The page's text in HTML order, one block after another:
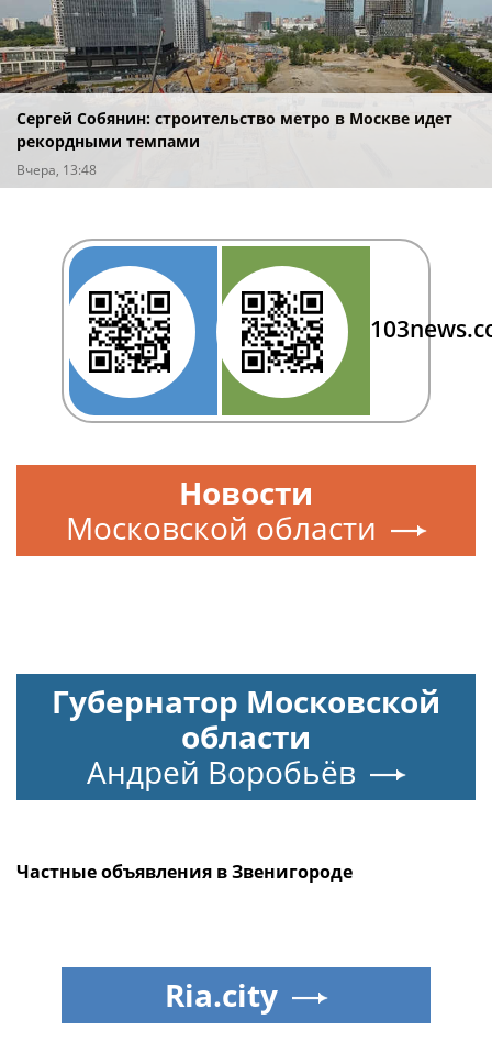
Сергей Собянин: строительство метро в Москве идет
рекордными темпами
Вчера, 13:48
Новости
Московской области
Губернатор Московской
области
Андрей Воробьёв
Частные объявления в Звенигороде
Ria.city